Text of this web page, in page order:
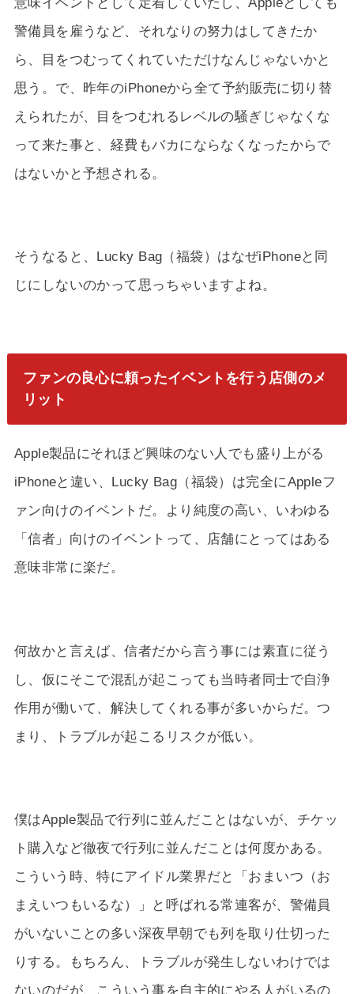
警備員を雇うなど、それなりの努力はしてきたか
ら、目をつむってくれていただけなんじゃないかと
思う。で、昨年のiPhoneから全て予約販売に切り替
えられたが、目をつむれるレベルの騒ぎじゃなくな
って来た事と、経費もバカにならなくなったからで
はないかと予想される。
そうなると、Lucky Bag（福袋）はなぜiPhoneと同
じにしないのかって思っちゃいますよね。
ファンの良心に頼ったイベントを行う店側のメ
リット
Apple製品にそれほど興味のない人でも盛り上がる
iPhoneと違い、Lucky Bag（福袋）は完全にAppleフ
ァン向けのイベントだ。より純度の高い、いわゆる
「信者」向けのイベントって、店舗にとってはある
意味非常に楽だ。
何故かと言えば、信者だから言う事には素直に従う
し、仮にそこで混乱が起こっても当時者同士で自浄
作用が働いて、解決してくれる事が多いからだ。つ
まり、トラブルが起こるリスクが低い。
僕はApple製品で行列に並んだことはないが、チケッ
ト購入など徹夜で行列に並んだことは何度かある。
こういう時、特にアイドル業界だと「おまいつ（お
まえいつもいるな）」と呼ばれる常連客が、警備員
がいないことの多い深夜早朝でも列を取り仕切った
りする。もちろん、トラブルが発生しないわけでは
ないのだが、こういう事を自主的にやる人がいるの